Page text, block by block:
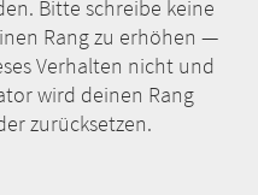
Bitte schreibe keine
Rang zu erhöhen —
Verhalten nicht und
wird deinen Rang
zurücksetzen.